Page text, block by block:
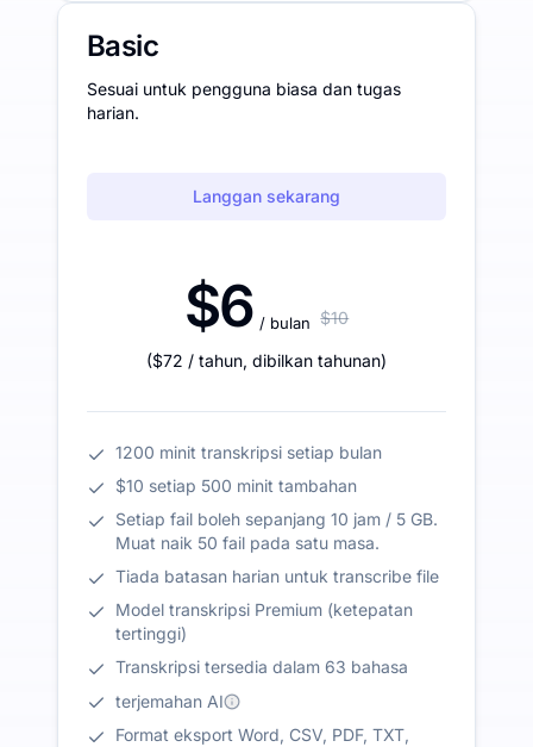
Basic
Sesuai untuk pengguna biasa dan tugas
harian.
Langgan sekarang
$6 / bulan $10
($72 / tahun, dibilkan tahunan)
1200 minit transkripsi setiap bulan
$10 setiap 500 minit tambahan
Setiap fail boleh sepanjang 10 jam / 5 GB.
Muat naik 50 fail pada satu masa.
Tiada batasan harian untuk transcribe file
Model transkripsi Premium (ketepatan
tertinggi)
Transkripsi tersedia dalam 63 bahasa
terjemahan AI
Format eksport Word, CSV, PDF, TXT,